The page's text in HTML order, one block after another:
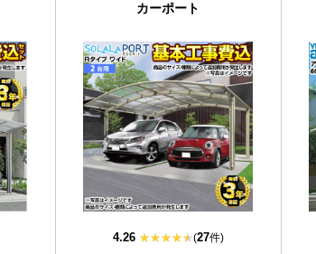
カーポート
4.26 (27件)